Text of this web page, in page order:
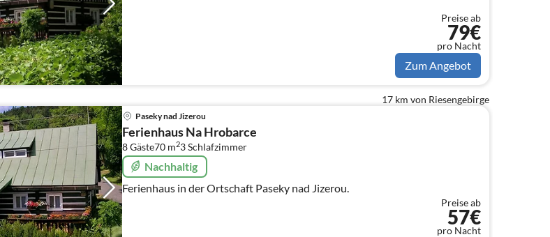
Preise ab
79€
pro Nacht
Zum Angebot
17 km von Riesengebirge
Paseky nad Jizerou
Ferienhaus Na Hrobarce
8 Gäste70 m23Schlafzimmer
Nachhaltig
Ferienhaus in der Ortschaft Paseky nad Jizerou.
Preise ab
57€
pro Nacht